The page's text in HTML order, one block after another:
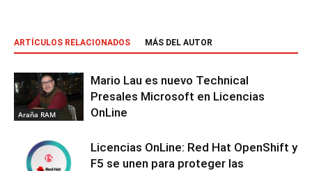
ARTÍCULOS RELACIONADOS MÁS DEL AUTOR
Araña RAM
Mario Lau es nuevo Technical
Presales Microsoft en Licencias
OnLine
Licencias OnLine: Red Hat OpenShift y
F5 se unen para proteger las